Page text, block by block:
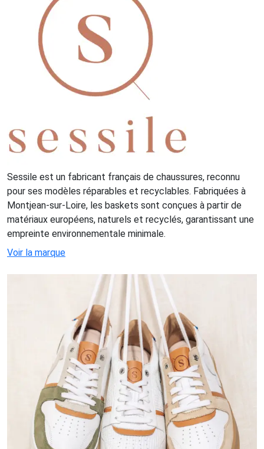
Sessile est un fabricant français de chaussures, reconnu
pour ses modèles réparables et recyclables. Fabriquées à
Montjean-sur-Loire, les baskets sont conçues à partir de
matériaux européens, naturels et recyclés, garantissant une
empreinte environnementale minimale.
Voir la marque